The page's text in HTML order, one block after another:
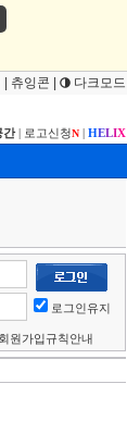
츄잉콘 다크모드
간| 로고신청N | HELIX
로그인유지
회원가입규칙안내